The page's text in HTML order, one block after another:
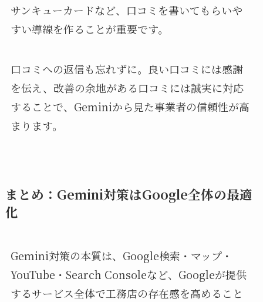
サンキューカードなど、口コミを書いてもらいや
すい導線を作ることが重要です。
口コミへの返信も忘れずに。良い口コミには感謝
を伝え、改善の余地がある口コミには誠実に対応
することで、Geminiから見た事業者の信頼性が高
まります。
まとめ：Gemini対策はGoogle全体の最適
化
Gemini対策の本質は、Google検索・マップ・
YouTube・Search Consoleなど、Googleが提供
するサービス全体で工務店の存在感を高めること